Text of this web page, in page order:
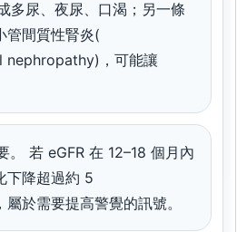
多尿、夜尿、口渴；另一條
管間質性腎炎(
，可能讓
若 eGFR 在 12–18 個月內
下降超過約 5
於需要提高警覺的訊號。